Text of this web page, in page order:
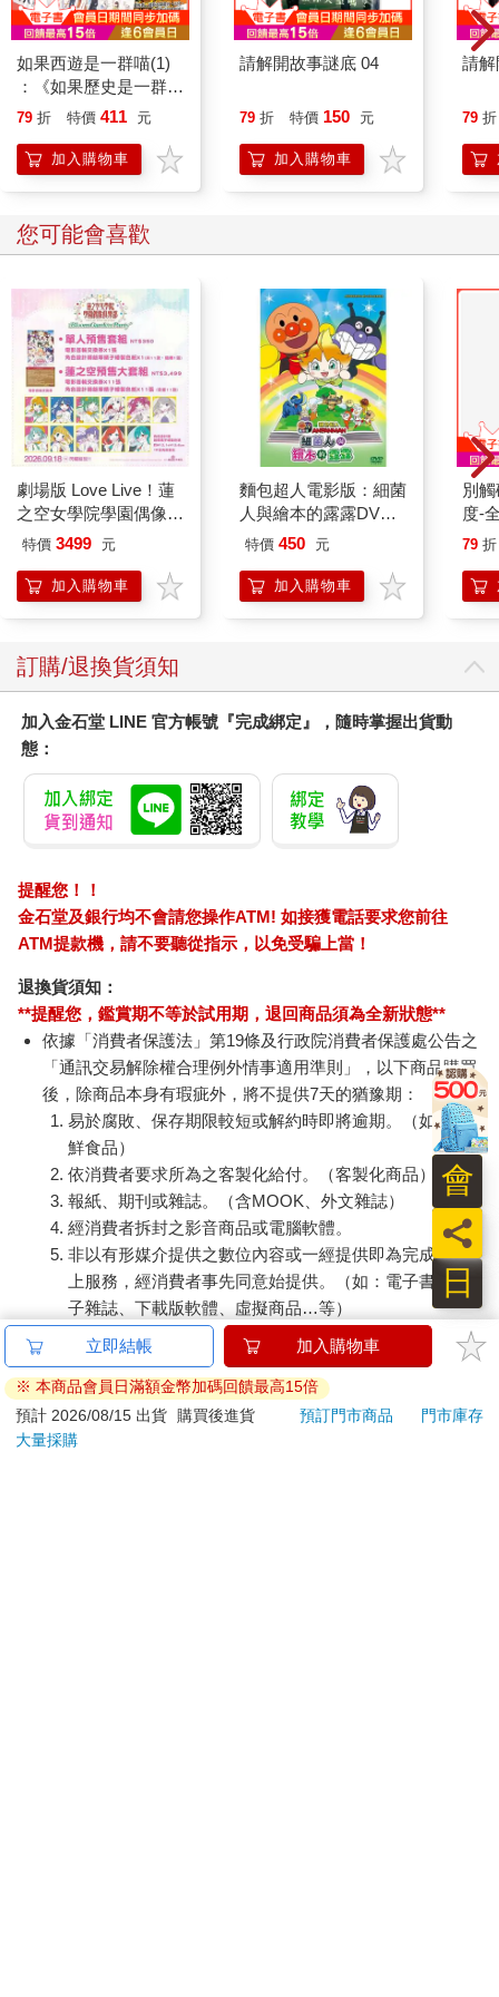
如果西遊是一群喵(1)
：《如果歷史是一群
喵》作者最新力作，附
79 折 特價 411 元
加入購物車
請解開故事謎底 04
79 折 特價 150 元
加入購物車
請解
79 折
您可能會喜歡
劇場版 Love Live！蓮
之空女學院學園偶像俱
樂部 Bloom Garden
組
特價 3499 元
加入購物車
麵包超人電影版：細菌
人與繪本的露露DVD-
平裝版
特價 450 元
加入購物車
別
度-
79 折
訂購/退換貨須知
加入金石堂 LINE 官方帳號『完成綁定』，隨時掌握出貨動
態：
提醒您！！
金石堂及銀行均不會請您操作ATM! 如接獲電話要求您前往
ATM提款機，請不要聽從指示，以免受騙上當！
退換貨須知：
**提醒您，鑑賞期不等於試用期，退回商品須為全新狀態**
依據「消費者保護法」第19條及行政院消費者保護處公告之
「通訊交易解除權合理例外情事適用準則」，以下商品購買
後，除商品本身有瑕疵外，將不提供7天的猶豫期：
易於腐敗、保存期限較短或解約時即將逾期。（如：生
鮮食品）
依消費者要求所為之客製化給付。（客製化商品）
報紙、期刊或雜誌。（含MOOK、外文雜誌）
經消費者拆封之影音商品或電腦軟體。
非以有形媒介提供之數位內容或一經提供即為完成之線
上服務，經消費者事先同意始提供。（如：電子書、電
子雜誌、下載版軟體、虛擬商品…等）
已拆封之個人衛生用品。（如：內衣褲、刮鬍刀、除毛
若非上列種類商品，均享有到貨7天的猶豫期（含例假
日）。
辦理退換貨時，商品（組合商品恕無法接受單獨退貨）必須
立即結帳 加入購物車
※ 本商品會員日滿額金幣加碼回饋最高15倍
預計 2026/08/15 出貨
購買後進貨 預訂門市商品
門市庫存
大量採購
日
員
會